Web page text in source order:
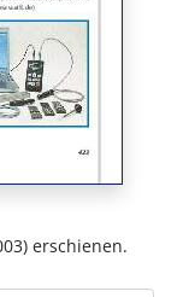
erschienen.